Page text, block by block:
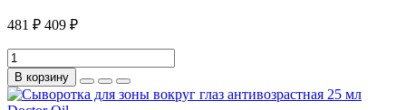
481 ₽ 409 ₽
В корзину